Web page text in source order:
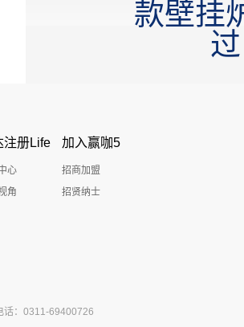
款壁挂
过
注册Life
心
角
加入赢咖5
招商加盟
招贤纳士
话：0311-69400726